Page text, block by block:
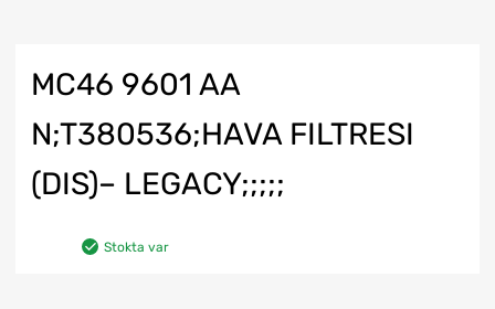
MC46 9601 AA
N;T380536;HAVA FILTRESI
(DIS)– LEGACY;;;;;
Stokta var